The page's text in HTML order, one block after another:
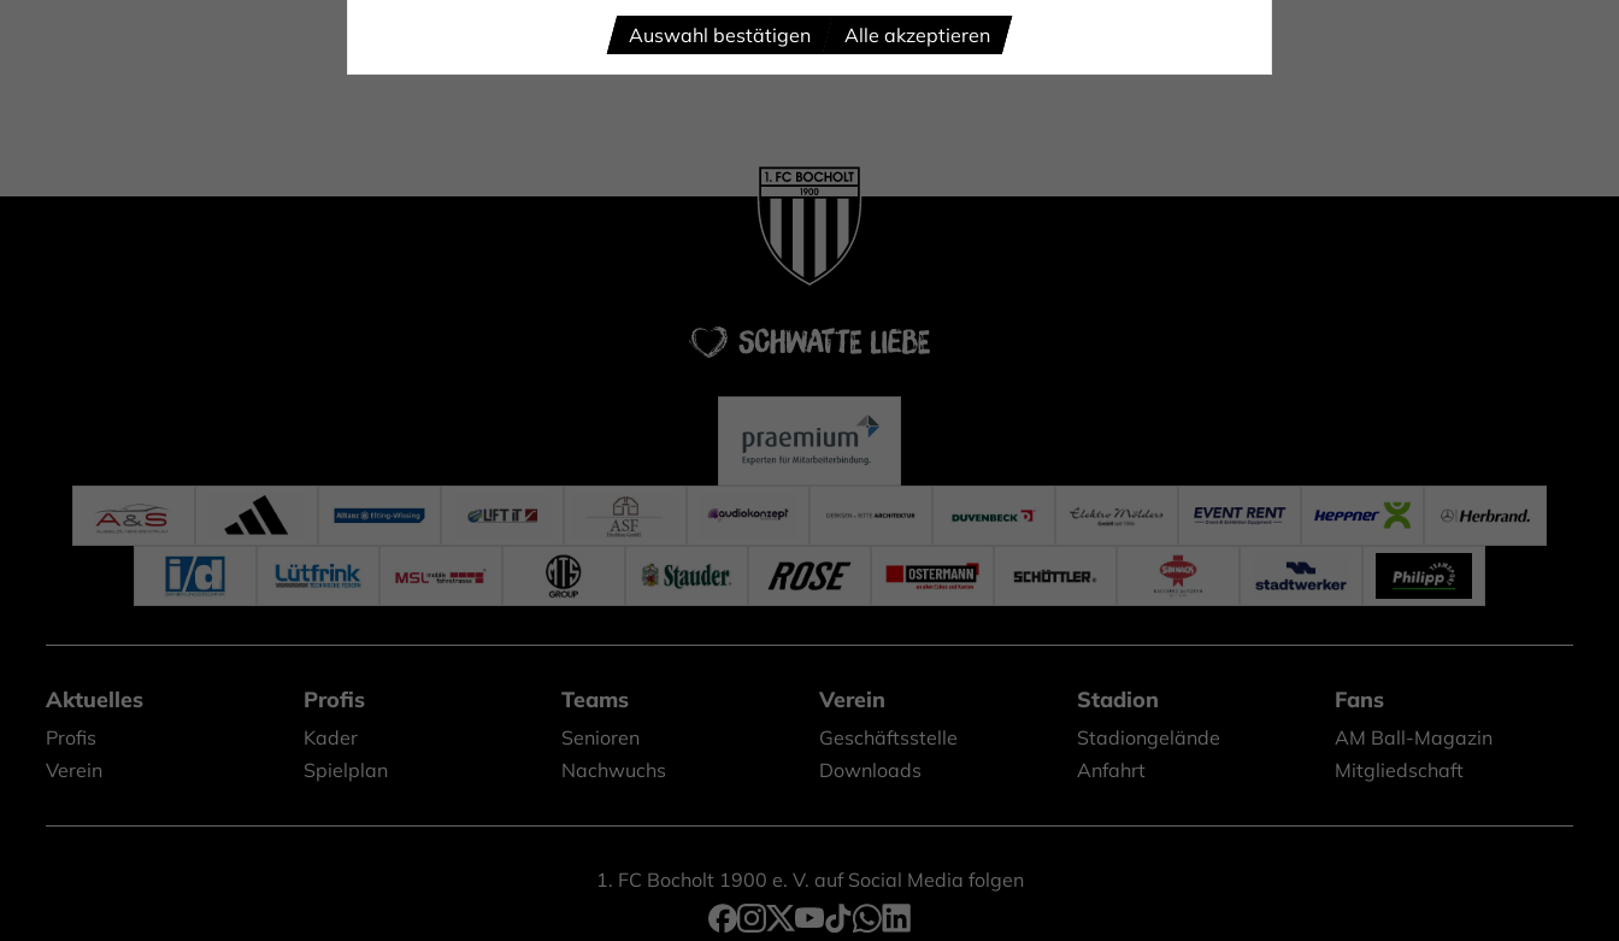
Auswahl bestätigen Alle akzeptieren
Aktuelles
Profis
Verein
Profis
Kader
Spielplan
Teams
Senioren
Nachwuchs
Verein
Geschäftsstelle
Downloads
Stadion
Stadiongelände
Anfahrt
Fans
AM Ball-Magazin
Mitgliedschaft
1. FC Bocholt 1900 e. V. auf Social Media folgen